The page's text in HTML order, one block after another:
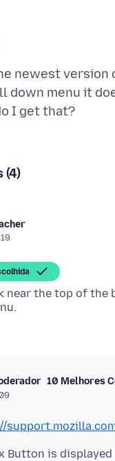
newest
down menu it
(4)
near the top of the
10 Melhores